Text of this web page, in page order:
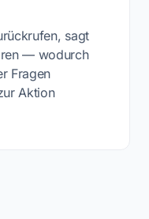
sagt
— wodurch
Fragen
Aktion